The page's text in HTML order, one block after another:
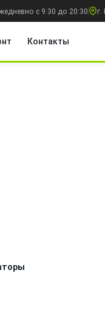
с 9:30 до 20:30
Контакты